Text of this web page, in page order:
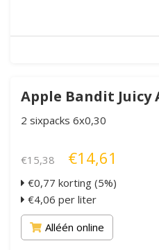
Apple Bandit Juicy
2 sixpacks 6x0,30
€15,38 €14,61
€0,77 korting (5%)
€4,06 per liter
Alléén online